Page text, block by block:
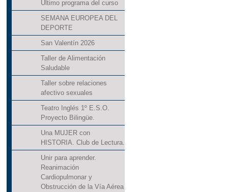
Último programa del curso
SEMANA EUROPEA DEL
DEPORTE
San Valentín 2026
Taller de Alimentación
Saludable
Taller sobre relaciones
afectivo sexuales
Teatro Inglés 1º E.S.O.
Proyecto Bilingüe.
Una MUJER con
HISTORIA. Club de Lectura.
Unir para aprender.
Reanimación
Cardiopulmonar y
Obstrucción de la Vía Aérea